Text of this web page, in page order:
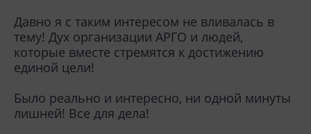
Давно я с таким интересом не вливалась в
тему! Дух организации АРГО и людей,
которые вместе стремятся к достижению
единой цели!
Было реально и интересно, ни одной минуты
лишней! Все для дела!